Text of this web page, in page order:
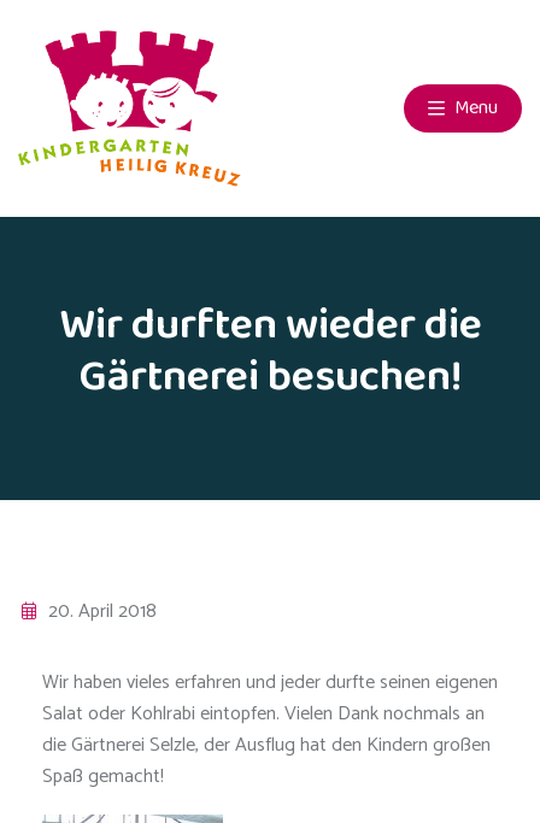
Menu
Wir durften wieder die
Gärtnerei besuchen!
20. April 2018
Wir haben vieles erfahren und jeder durfte seinen eigenen
Salat oder Kohlrabi eintopfen. Vielen Dank nochmals an
die Gärtnerei Selzle, der Ausflug hat den Kindern großen
Spaß gemacht!